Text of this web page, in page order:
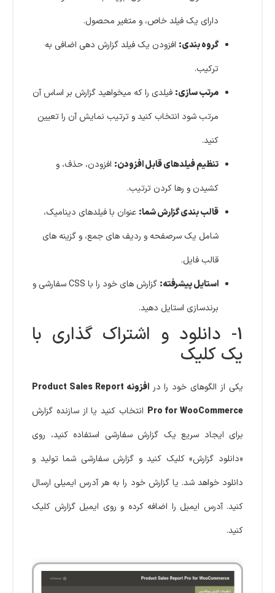
دارای یک فیلد خاص، و متغیر محصول.
گروه بندی: افزودن یک فیلد گزارش دهی اضافی به
ترکیب.
مرتب سازی: فیلدی را که میخواهید گزارش بر اساس آن
مرتب شود انتخاب کنید و ترتیب نمایش آن را تعیین
کنید.
تنظیم فیلدهای قابل افزودن: افزودن، حذف، و
کشیدن و رها کردن ترتیب.
قالب بندی گزارش شما: عنوان با فیلدهای دینامیک،
شامل یک سرصفحه و ردیف های جمع، و گزینه های
قالب فایل.
استایل پیشرفته:
گزارش های خود را با CSS سفارشی و
برندسازی استایل دهید.
1- دانلود و اشتراک گذاری با
یک کلیک
یکی از الگوهای خود را در
افزونه Product Sales Report
Pro for WooCommerce انتخاب کنید یا از سازنده گزارش
برای ایجاد سریع یک گزارش سفارشی استفاده کنید، روی
«دانلود گزارش» کلیک کنید و گزارش سفارشی شما تولید و
دانلود خواهد شد. یا گزارش خود را به هر آدرس ایمیلی ارسال
کنید. آدرس ایمیل را اضافه کرده و روی ایمیل گزارش کلیک
کنید.